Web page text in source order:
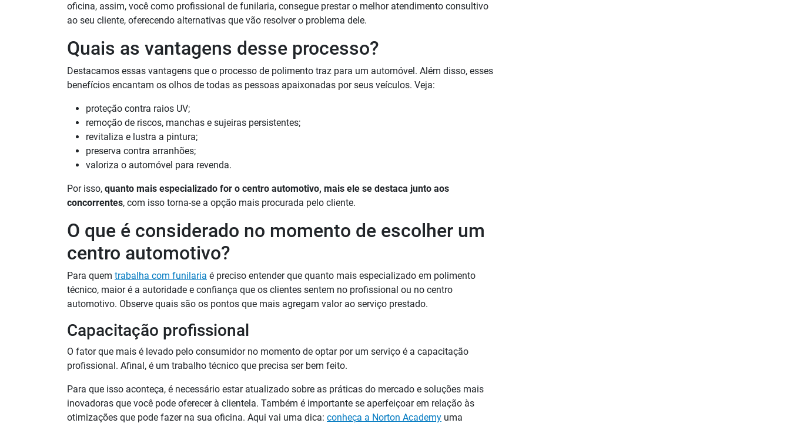
oficina, assim, você como profissional de funilaria, consegue prestar o melhor atendimento consultivo
ao seu cliente, oferecendo alternativas que vão resolver o problema dele.
Quais as vantagens desse processo?
Destacamos essas vantagens que o processo de polimento traz para um automóvel. Além disso, esses
benefícios encantam os olhos de todas as pessoas apaixonadas por seus veículos. Veja:
proteção contra raios UV;
remoção de riscos, manchas e sujeiras persistentes;
revitaliza e lustra a pintura;
preserva contra arranhões;
valoriza o automóvel para revenda.
Por isso, quanto mais especializado for o centro automotivo, mais ele se destaca junto aos
concorrentes, com isso torna-se a opção mais procurada pelo cliente.
O que é considerado no momento de escolher um
centro automotivo?
Para quem trabalha com funilaria é preciso entender que quanto mais especializado em polimento
técnico, maior é a autoridade e confiança que os clientes sentem no profissional ou no centro
automotivo. Observe quais são os pontos que mais agregam valor ao serviço prestado.
Capacitação profissional
O fator que mais é levado pelo consumidor no momento de optar por um serviço é a capacitação
profissional. Afinal, é um trabalho técnico que precisa ser bem feito.
Para que isso aconteça, é necessário estar atualizado sobre as práticas do mercado e soluções mais
inovadoras que você pode oferecer à clientela. Também é importante se aperfeiçoar em relação às
otimizações que pode fazer na sua oficina. Aqui vai uma dica: conheça a Norton Academy uma